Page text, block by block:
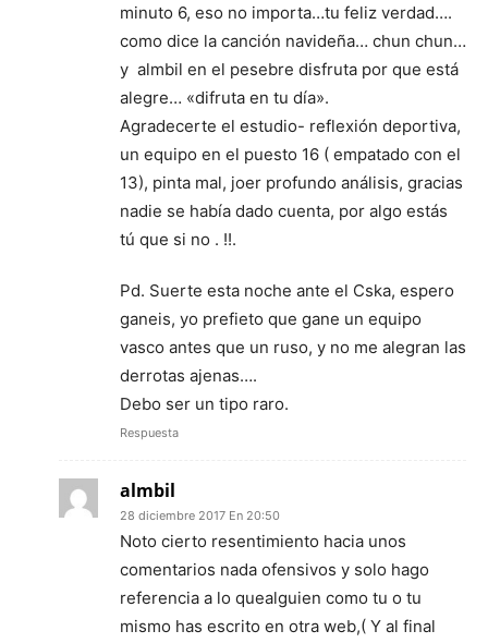
minuto 6, eso no importa…tu feliz verdad….
como dice la canción navideña… chun chun…
y almbil en el pesebre disfruta por que está
alegre… «difruta en tu día».
Agradecerte el estudio- reflexión deportiva,
un equipo en el puesto 16 ( empatado con el
13), pinta mal, joer profundo análisis, gracias
nadie se había dado cuenta, por algo estás
tú que si no . !!.
Pd. Suerte esta noche ante el Cska, espero
ganeis, yo prefieto que gane un equipo
vasco antes que un ruso, y no me alegran las
derrotas ajenas….
Debo ser un tipo raro.
Respuesta
almbil
28 diciembre 2017 En 20:50
Noto cierto resentimiento hacia unos
comentarios nada ofensivos y solo hago
referencia a lo quealguien como tu o tu
mismo has escrito en otra web,( Y al final